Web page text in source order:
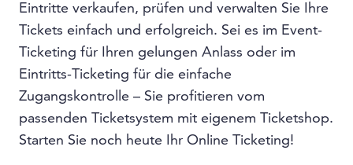
Eintritte verkaufen, prüfen und verwalten Sie Ihre
Tickets einfach und erfolgreich. Sei es im Event-
Ticketing für Ihren gelungen Anlass oder im
Eintritts-Ticketing für die einfache
Zugangskontrolle – Sie profitieren vom
passenden Ticketsystem mit eigenem Ticketshop.
Starten Sie noch heute Ihr Online Ticketing!